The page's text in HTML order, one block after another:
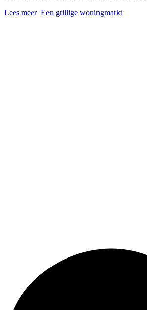
Lees meer Een grillige woningmarkt